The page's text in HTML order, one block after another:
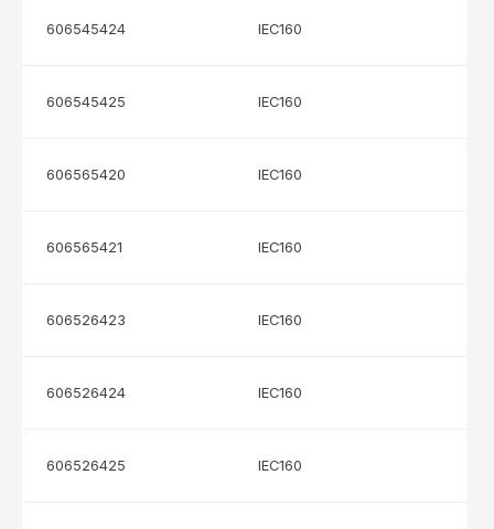
606545424 IEC160
606545425 IEC160
606565420 IEC160
606565421 IEC160
606526423 IEC160
606526424 IEC160
606526425 IEC160